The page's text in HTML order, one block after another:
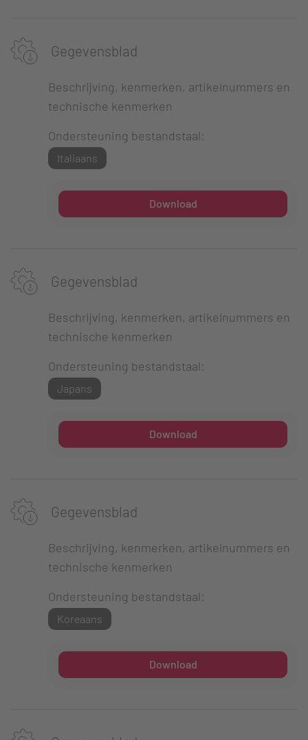
Gegevensblad
Beschrijving, kenmerken, artikelnummers en
technische kenmerken
Ondersteuning bestandstaal:
Italiaans
Download
Gegevensblad
Beschrijving, kenmerken, artikelnummers en
technische kenmerken
Ondersteuning bestandstaal:
Japans
Download
Gegevensblad
Beschrijving, kenmerken, artikelnummers en
technische kenmerken
Ondersteuning bestandstaal:
Koreaans
Download